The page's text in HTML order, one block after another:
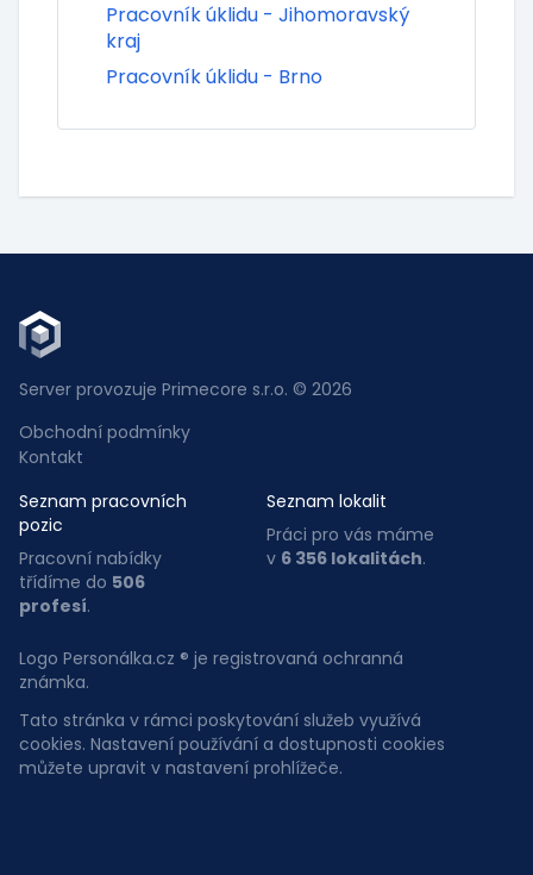
Pracovník úklidu - Jihomoravský
kraj
Pracovník úklidu - Brno
Server provozuje Primecore s.r.o. © 2026
Obchodní podmínky
Kontakt
Seznam pracovních
pozic
Pracovní nabídky
třídíme do 506
profesí.
Seznam lokalit
Práci pro vás máme
v 6 356 lokalitách.
Logo Personálka.cz ® je registrovaná ochranná
známka.
Tato stránka v rámci poskytování služeb využívá
cookies. Nastavení používání a dostupnosti cookies
můžete upravit v nastavení prohlížeče.